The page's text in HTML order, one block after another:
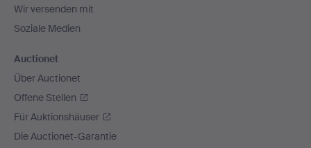
Wir versenden mit
Soziale Medien
Auctionet
Über Auctionet
Offene Stellen
Für Auktionshäuser
Die Auctionet-Garantie